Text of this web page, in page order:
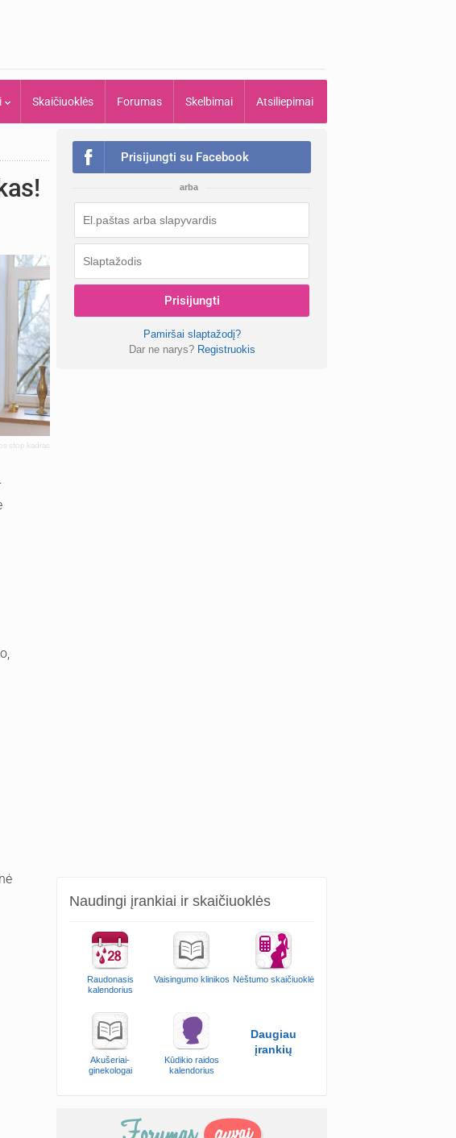
Skaičiuoklės Forumas Skelbimai Atsiliepimai
stop kadras
Prisijungti su Facebook
arba
Prisijungti
Pamiršai slaptažodį?
Dar ne narys? Registruokis
Naudingi įrankiai ir skaičiuoklės
Raudonasis
kalendorius
Vaisingumo klinikos Nėštumo skaičiuoklė
Akušeriai-
ginekologai
Kūdikio raidos
kalendorius
Daugiau
įrankių